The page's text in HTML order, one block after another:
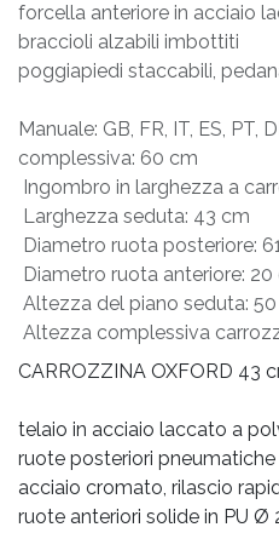
forcella anteriore in acciaio
braccioli alzabili imbottiti
poggiapiedi staccabili,
Manuale: GB, FR, IT, ES, PT,
complessiva: 60 cm
 Ingombro in larghezza a
 Larghezza seduta: 43 cm
 Diametro ruota posteriore:
 Diametro ruota anteriore:
 Altezza del piano seduta:
 Altezza complessiva
CARROZZINA OXFORD 43
telaio in acciaio laccato a
ruote posteriori
acciaio cromato, rilascio
ruote anteriori solide in PU Ø